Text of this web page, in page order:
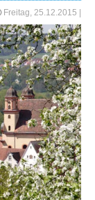
Freitag, 25.12.2015